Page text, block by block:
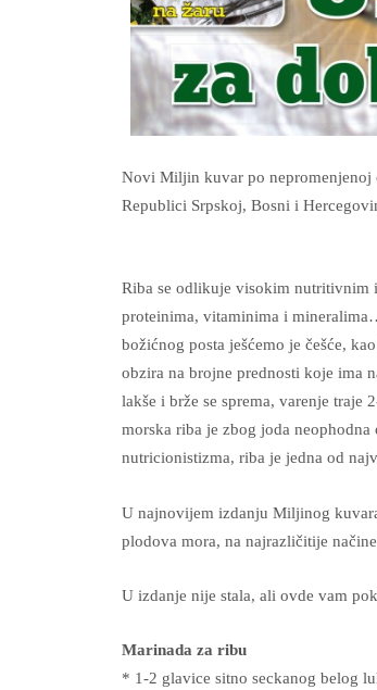
Novi Miljin kuvar po nepromenjenoj
Republici Srpskoj, Bosni i
Riba se odlikuje visokim nutritivnim
proteinima, vitaminima i
božićnog posta ješćemo je češće,
obzira na brojne prednosti koje ima
lakše i brže se sprema, varenje traje
morska riba je zbog joda
nutricionistizma, riba je jedna od
U najnovijem izdanju Miljinog
plodova mora, na najrazličitije
U izdanje nije stala, ali ovde vam
Marinada za ribu
* 1-2 glavice sitno seckanog belog